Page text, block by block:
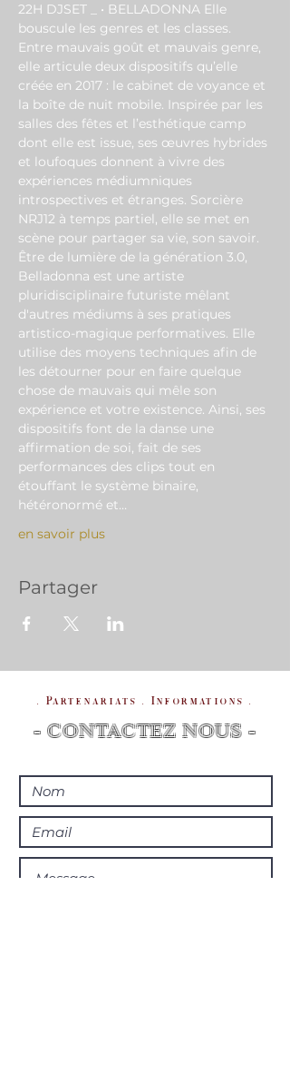
22H DJSET _ • BELLADONNA Elle
bouscule les genres et les classes.
Entre mauvais goût et mauvais genre,
elle articule deux dispositifs qu’elle
créée en 2017 : le cabinet de voyance et
la boîte de nuit mobile. Inspirée par les
salles des fêtes et l’esthétique camp
dont elle est issue, ses œuvres hybrides
et loufoques donnent à vivre des
expériences médiumniques
introspectives et étranges. Sorcière
NRJ12 à temps partiel, elle se met en
scène pour partager sa vie, son savoir.
Être de lumière de la génération 3.0,
Belladonna est une artiste
pluridisciplinaire futuriste mêlant
d'autres médiums à ses pratiques
artistico-magique performatives. Elle
utilise des moyens techniques afin de
les détourner pour en faire quelque
chose de mauvais qui mêle son
expérience et votre existence. Ainsi, ses
dispositifs font de la danse une
affirmation de soi, fait de ses
performances des clips tout en
étouffant le système binaire,
hétéronormé et…
en savoir plus
Partager
. Partenariats . Informations .
- CONTACTEZ NOUS -